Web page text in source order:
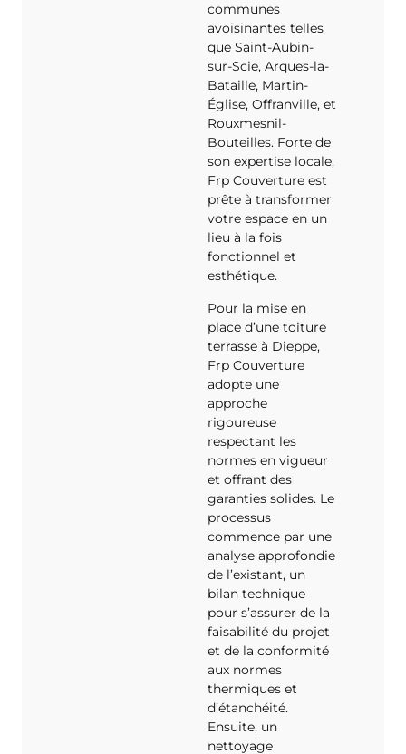
communes
avoisinantes telles
que Saint-Aubin-
sur-Scie, Arques-la-
Bataille, Martin-
Église, Offranville, et
Rouxmesnil-
Bouteilles. Forte de
son expertise locale,
Frp Couverture est
prête à transformer
votre espace en un
lieu à la fois
fonctionnel et
esthétique.
Pour la mise en
place d’une toiture
terrasse à Dieppe,
Frp Couverture
adopte une
approche
rigoureuse
respectant les
normes en vigueur
et offrant des
garanties solides. Le
processus
commence par une
analyse approfondie
de l’existant, un
bilan technique
pour s’assurer de la
faisabilité du projet
et de la conformité
aux normes
thermiques et
d’étanchéité.
Ensuite, un
nettoyage